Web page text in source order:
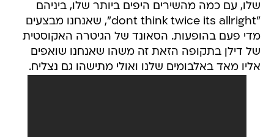
שלו, עם כמה מהשירים היפים ביותר שלו, ביניהם
"dont think twice its allright", שאנחנו מבצעים
מדי פעם בהופעות. הסאונד של הגיטרה האקוסטית
של דילן בתקופה הזאת זה משהו שאנחנו שואפים
אליו מאד באלבומים שלנו ואולי מתישהו גם נצליח.